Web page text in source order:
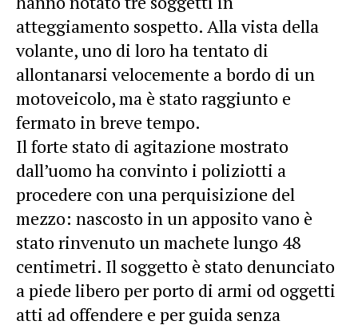
atteggiamento sospetto. Alla vista della
volante, uno di loro ha tentato di
allontanarsi velocemente a bordo di un
motoveicolo, ma è stato raggiunto e
fermato in breve tempo.
Il forte stato di agitazione mostrato
dall’uomo ha convinto i poliziotti a
procedere con una perquisizione del
mezzo: nascosto in un apposito vano è
stato rinvenuto un machete lungo 48
centimetri. Il soggetto è stato denunciato
a piede libero per porto di armi od oggetti
atti ad offendere e per guida senza